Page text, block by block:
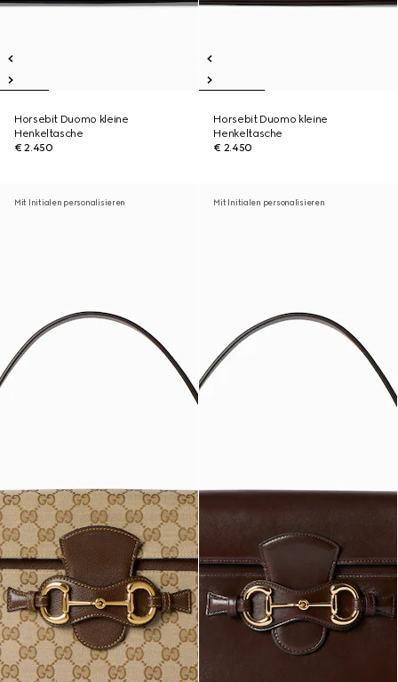
Horsebit Duomo kleine
Henkeltasche
€ 2.450
Horsebit Duomo kleine
Henkeltasche
€ 2.450
Mit Initialen personalisieren Mit Initialen personalisieren